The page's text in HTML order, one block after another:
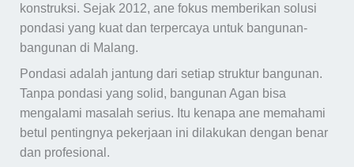
konstruksi. Sejak 2012, ane fokus memberikan solusi
pondasi yang kuat dan terpercaya untuk bangunan-
bangunan di Malang.
Pondasi adalah jantung dari setiap struktur bangunan.
Tanpa pondasi yang solid, bangunan Agan bisa
mengalami masalah serius. Itu kenapa ane memahami
betul pentingnya pekerjaan ini dilakukan dengan benar
dan profesional.